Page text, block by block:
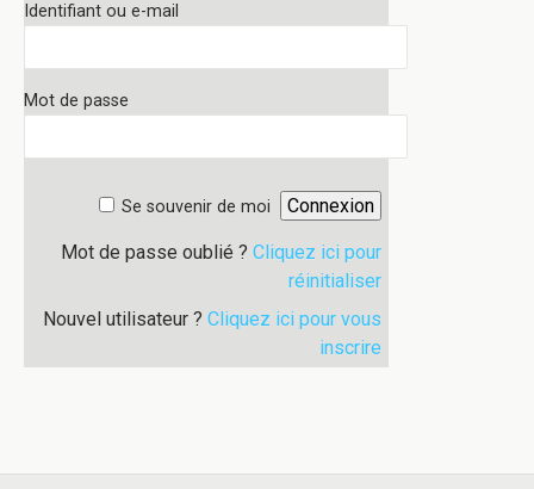
Identifiant ou e-mail
Mot de passe
Se souvenir de moi
Mot de passe oublié ? Cliquez ici pour
réinitialiser
Nouvel utilisateur ? Cliquez ici pour vous
inscrire